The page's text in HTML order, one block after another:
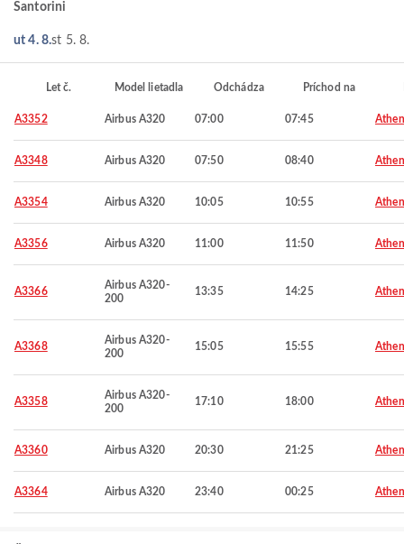
Santorini
ut 4. 8.st 5. 8.
Let č. Model lietadla Odchádza Príchod na
A3352 Airbus A320 07:00 07:45
A3348 Airbus A320 07:50 08:40
A3354 Airbus A320 10:05 10:55
A3356 Airbus A320 11:00 11:50
A3366
Airbus A320-
200
13:35 14:25
A3368
Airbus A320-
200
15:05 15:55
A3358
Airbus A320-
200
17:10 18:00
A3360 Airbus A320 20:30 21:25
A3364 Airbus A320 23:40 00:25